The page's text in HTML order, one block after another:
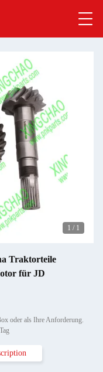
1 / 1
Traktorteile
für JD
oder als Ihre Anforderung.